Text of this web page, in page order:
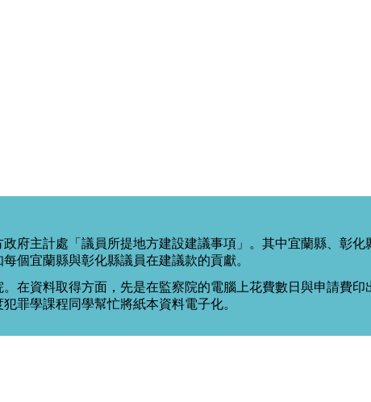
政府主計處「議員所提地方建設建議事項」。其中宜蘭縣、彰
個宜蘭縣與彰化縣議員在建議款的貢獻。
在資料取得方面，先是在監察院的電腦上花費數日與申請費
罪學課程同學幫忙將紙本資料電子化。